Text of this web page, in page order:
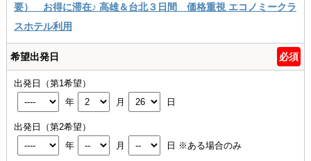
要） お得に滞在♪ 高雄＆台北３日間 価格重視 エコノミークラ
スホテル利用
希望出発日 必須
出発日（第1希望）
年
月 日
出発日（第2希望）
年
月 日 ※ある場合のみ